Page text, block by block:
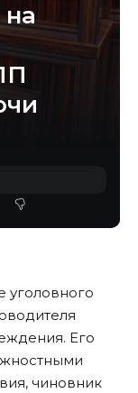
на
уголовного
Его
чиновник